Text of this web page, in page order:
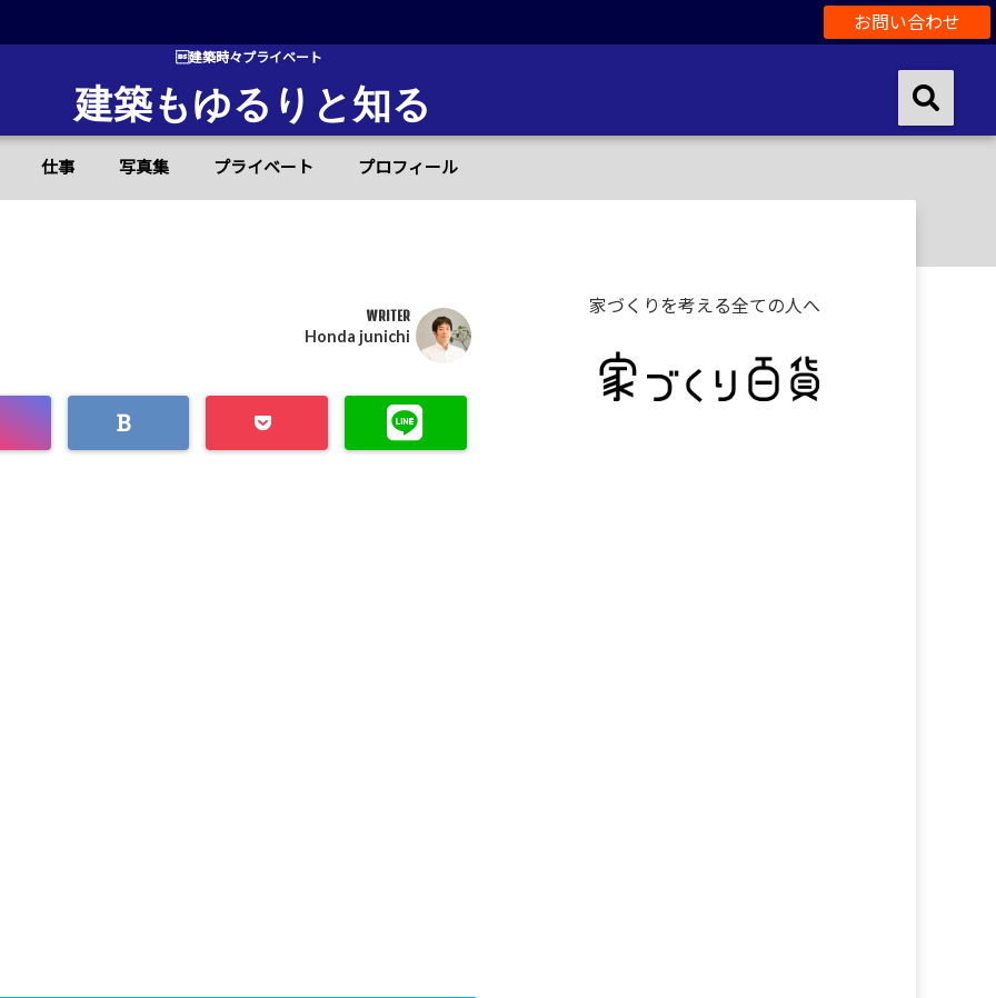
お問い合わせ
建築時々プライベート
建築もゆるりと知る
仕事 写真集 プライベート プロフィール
WRITER
Honda junichi
家づくりを考える全ての人へ